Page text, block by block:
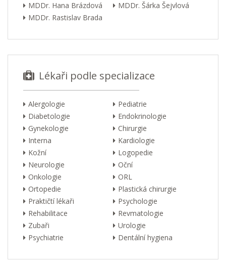
MDDr. Hana Brázdová
MDDr. Šárka Šejvlová
MDDr. Rastislav Brada
Lékaři podle specializace
Alergologie
Pediatrie
Diabetologie
Endokrinologie
Gynekologie
Chirurgie
Interna
Kardiologie
Kožní
Logopedie
Neurologie
Oční
Onkologie
ORL
Ortopedie
Plastická chirurgie
Praktičtí lékaři
Psychologie
Rehabilitace
Revmatologie
Zubaři
Urologie
Psychiatrie
Dentální hygiena